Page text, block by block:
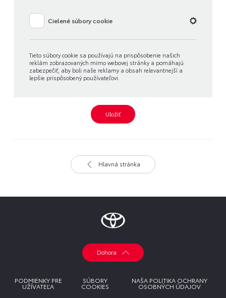
Cielené súbory cookie
Tieto súbory cookie sa používajú na prispôsobenie našich
reklám zobrazovaných mimo webovej stránky a pomáhajú
zabezpečiť, aby boli naše reklamy a obsah relevantnejší a
lepšie prispôsobený používateľovi.
Uložiť
Hlavná stránka
PODMIENKY PRE
UŽÍVATEĽA
SÚBORY
COOKIES
NAŠA POLITIKA OCHRANY
OSOBNÝCH ÚDAJOV
Dohora